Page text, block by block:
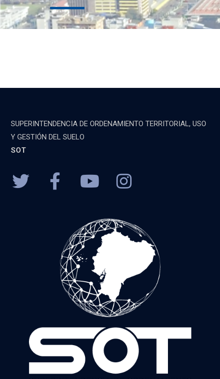
SUPERINTENDENCIA DE ORDENAMIENTO TERRITORIAL, USO
Y GESTIÓN DEL SUELO
SOT